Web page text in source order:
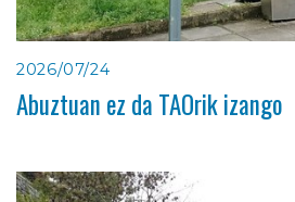
2026/07/24
Abuztuan ez da TAOrik izango